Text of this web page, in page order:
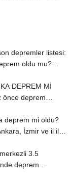
depremler listesi:
oldu mu?
DEPREM Mİ
önce deprem
deprem mi oldu?
İzmir ve il il
3.5
deprem